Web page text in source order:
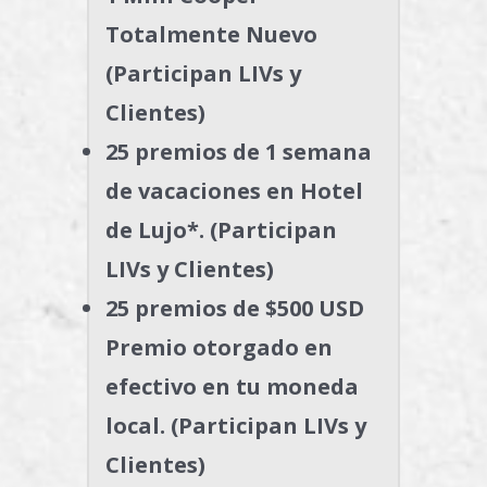
Totalmente Nuevo
(Participan LIVs y
Clientes)
25 premios de 1 semana
de vacaciones en Hotel
de Lujo*. (Participan
LIVs y Clientes)
25 premios de $500 USD
Premio otorgado en
efectivo en tu moneda
local. (Participan LIVs y
Clientes)